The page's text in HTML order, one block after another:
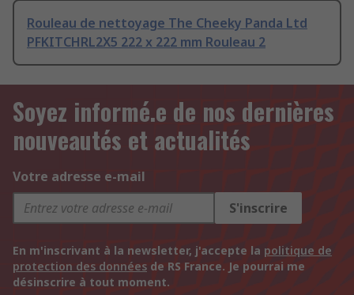
Rouleau de nettoyage The Cheeky Panda Ltd
PFKITCHRL2X5 222 x 222 mm Rouleau 2
Soyez informé.e de nos dernières
nouveautés et actualités
Votre adresse e-mail
S'inscrire
En m'inscrivant à la newsletter, j'accepte la politique de
protection des données de RS France. Je pourrai me
désinscrire à tout moment.